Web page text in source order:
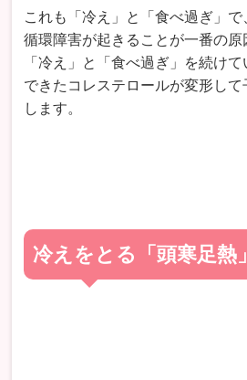
これも「冷え」と「食べ過ぎ」
循環障害が起きることが一番の原
「冷え」と「食べ過ぎ」を続け
できたコレステロールが変形して
します。
冷えをとる「頭寒足熱